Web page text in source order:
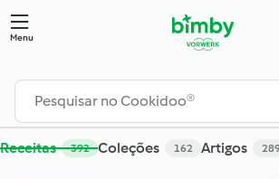
Menu
Receitas 392 Coleções 162 Artigos
Pesquisar - Cookidoo® – a plataforma